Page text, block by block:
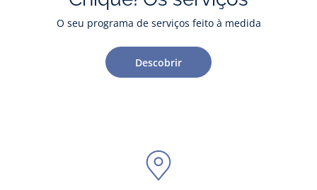
O seu programa de serviços feito à medida
Descobrir